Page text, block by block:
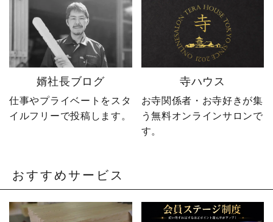
卒塔婆 #卒塔婆屋さん #日
の出町 婿社長
しながら、 住職・寺院向
けの有益な情報や やじ社
長の日常まで発信中！▶
@sotoubaya140 ご相談は
DM・公式LINEからお気
軽にどうぞ📩 #やじ社長 #
卒塔婆 #卒塔婆屋さん #日
の出町 婿社長
婿社長ブログ
仕事やプライベートをスタ
イルフリーで投稿します。
寺ハウス
お寺関係者・お寺好きが集
う無料オンラインサロンで
す。
おすすめサービス